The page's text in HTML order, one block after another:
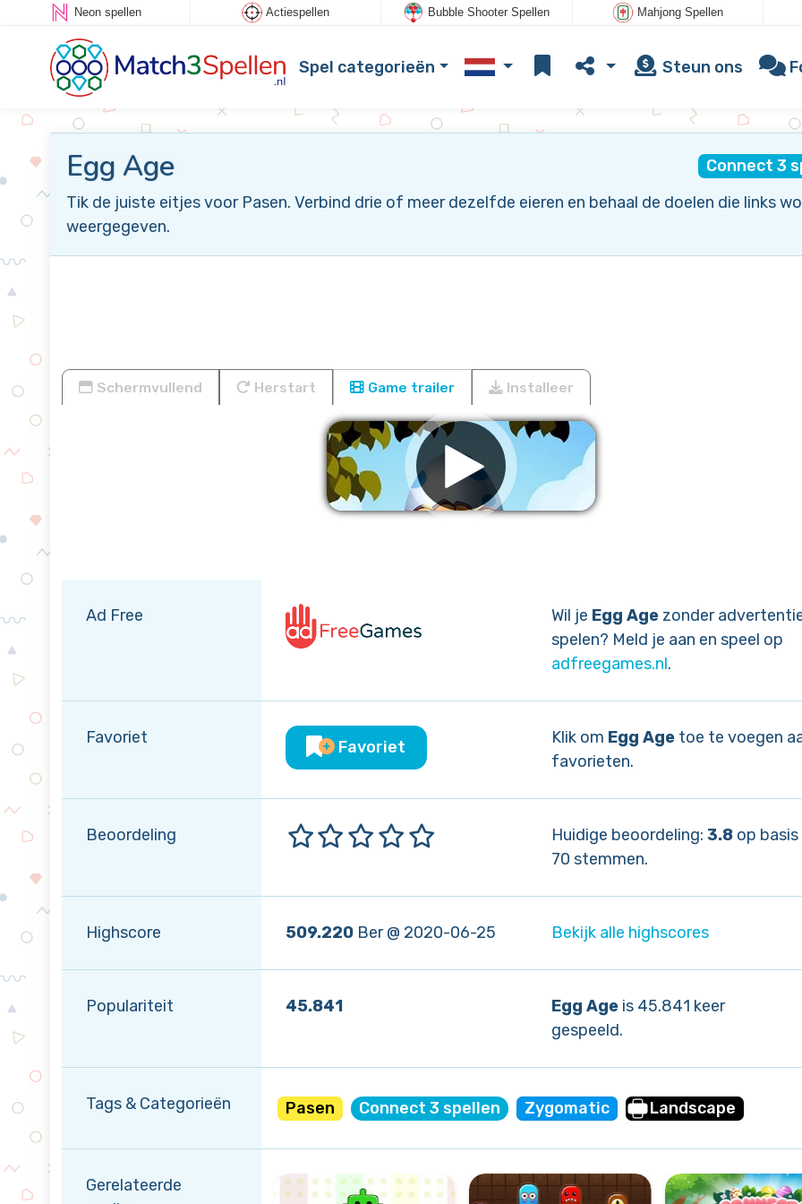
Neon spellen Actiespellen Bubble Shooter Spellen Mahjong Spellen
Spel categorieën Steun ons
Connect 3
Egg Age
Tik de juiste eitjes voor Pasen. Verbind drie of meer dezelfde eieren en behaal de doelen die links
weergegeven.
Schermvullend Herstart Game trailer Installeer
Ad Free Wil je Egg Agezonder
spelen? Meld je aan en speel op
adfreegames.nl.
Favoriet
Favoriet
Klik om Egg Agetoe te voegen
favorieten.
Beoordeling Huidige beoordeling: 3.8op basis
70 stemmen.
Highscore 509.220Ber @ 2020-06-25 Bekijk alle highscores
Populariteit 45.841 Egg Ageis 45.841 keer
gespeeld.
Tags & Categorieën Pasen Connect 3 spellen Zygomatic Landscape
Gerelateerde